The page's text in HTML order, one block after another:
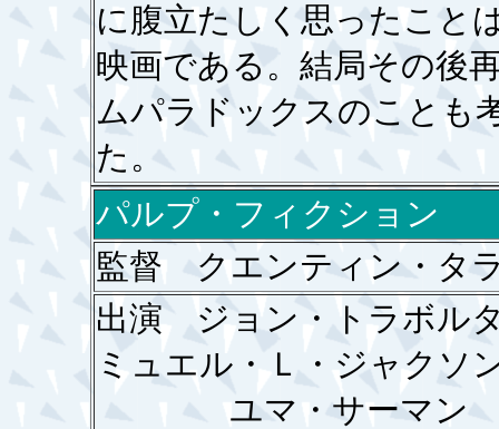
に腹立たしく思ったこと
映画である。結局その後
ムパラドックスのことも
た。
パルプ・フィクション
監督 クエンティン・タ
出演 ジョン・トラボ
ミュエル・Ｌ・ジャクソ
ユマ・サーマン